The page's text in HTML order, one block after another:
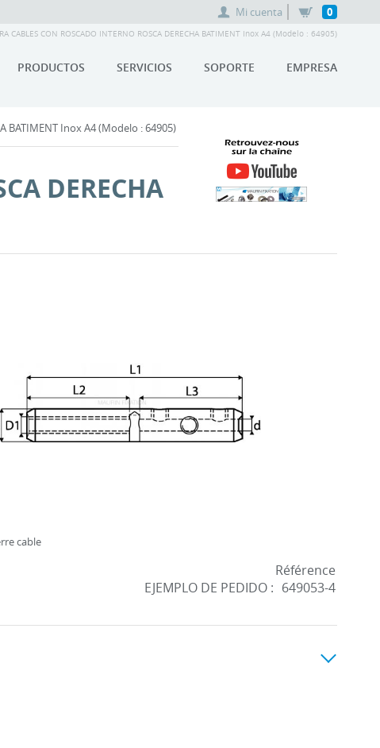
Mi cuenta 0
CABLES CON ROSCADO INTERNO ROSCA DERECHA BATIMENT Inox A4 (Modelo : 64905)
PRODUCTOS SERVICIOS SOPORTE EMPRESA
BATIMENT Inox A4 (Modelo : 64905)
DERECHA
cable
EJEMPLO DE PEDIDO :
Référence
649053-4